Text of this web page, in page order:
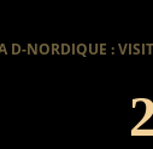
D-NORDIQUE :